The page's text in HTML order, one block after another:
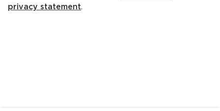
privacy statement.